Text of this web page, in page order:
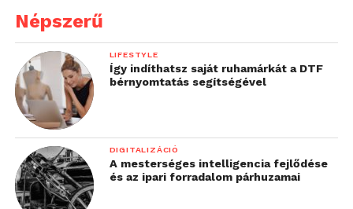
Népszerű
LIFESTYLE
Így indíthatsz saját ruhamárkát a DTF
bérnyomtatás segítségével
DIGITALIZÁCIÓ
A mesterséges intelligencia fejlődése
és az ipari forradalom párhuzamai